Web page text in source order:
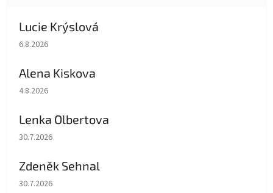
Lucie Krýslová
Hodnocení obchodu je 5 z 5 hvězdiček.
6.8.2026
Alena Kiskova
Hodnocení obchodu je 5 z 5 hvězdiček.
4.8.2026
Lenka Olbertova
Hodnocení obchodu je 5 z 5 hvězdiček.
30.7.2026
Zdeněk Sehnal
Hodnocení obchodu je 5 z 5 hvězdiček.
30.7.2026